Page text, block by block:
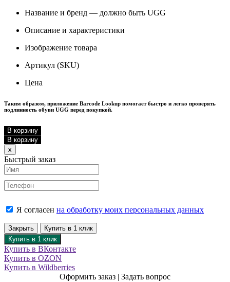
Название и бренд — должно быть UGG
Описание и характеристики
Изображение товара
Артикул (SKU)
Цена
Таким образом, приложение Barcode Lookup помогает быстро и легко проверять
подлинность обуви UGG перед покупкой.
В корзину
В корзину
x
Быстрый заказ
Я согласен на обработку моих персональных данных
Закрыть
Купить в 1 клик
Купить в 1 клик
Купить в ВКонтакте
Купить в OZON
Купить в Wildberries
Оформить заказ | Задать вопрос